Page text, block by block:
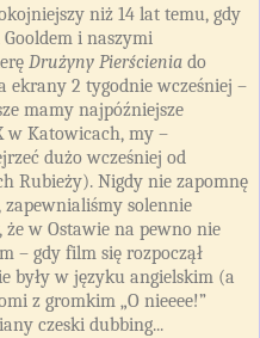
niż 14 lat temu, gdy
i naszymi
Drużyny Pierścienia do
ekrany 2 tygodnie wcześniej –
mamy najpóźniejsze
w Katowicach, my –
dużo wcześniej od
Rubieży). Nigdy nie zapomnę
zapewnialiśmy solennie
w Ostawie na pewno nie
– gdy film się rozpoczął
były w języku angielskim (a
z gromkim „O nieeee!”
czeski dubbing...